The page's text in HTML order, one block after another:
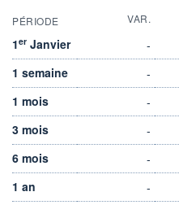
PÉRIODE VAR.
1er Janvier -
1 semaine
-
1 mois
-
3 mois
-
6 mois
-
1 an
-